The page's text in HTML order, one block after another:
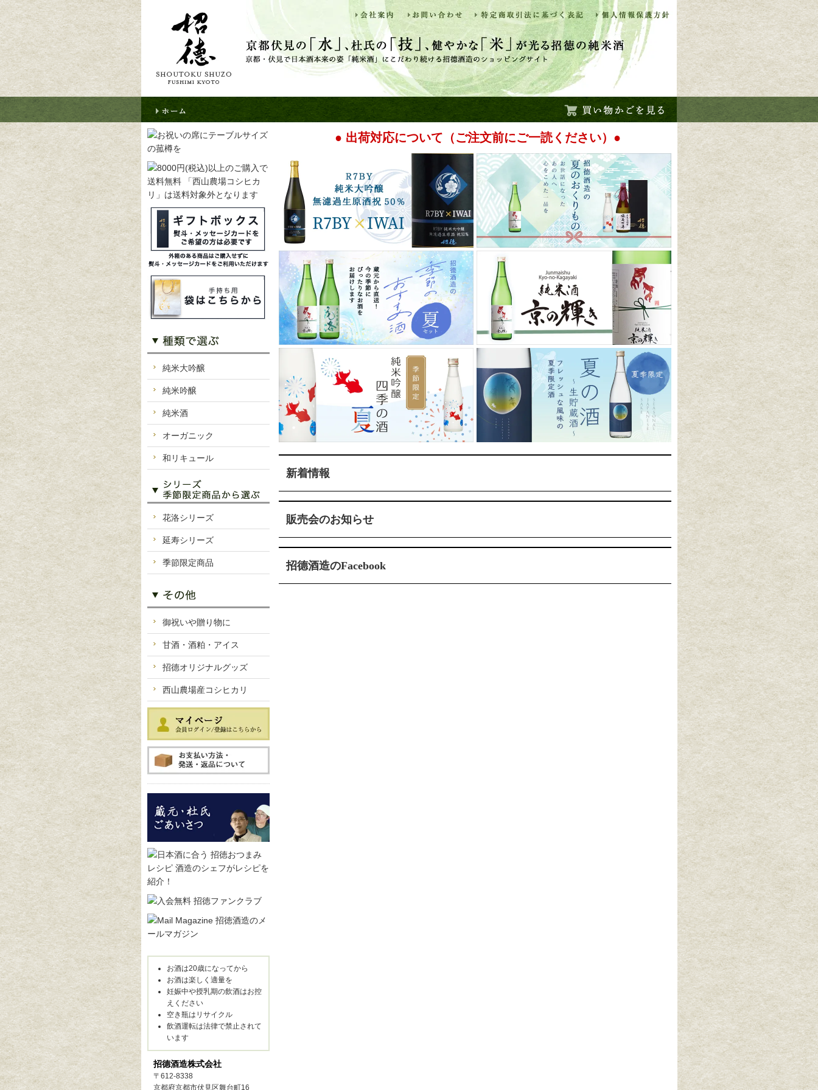
純米大吟醸
純米吟醸
純米酒
オーガニック
和リキュール
花洛シリーズ
延寿シリーズ
季節限定商品
御祝いや贈り物に
甘酒・酒粕・アイス
招德オリジナルグッズ
西山農場産コシヒカリ
お酒は20歳になってから
お酒は楽しく適量を
妊娠中や授乳期の飲酒はお控
えください
空き瓶はリサイクル
飲酒運転は法律で禁止されて
います
招德酒造株式会社
〒612-8338
京都府京都市伏見区舞台町16
● 出荷対応について（ご注文前にご一読ください）●
新着情報
販売会のお知らせ
招德酒造のFacebook